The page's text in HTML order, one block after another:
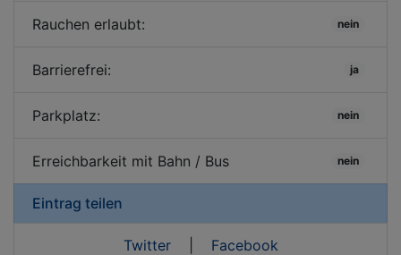
Rauchen erlaubt: nein
Barrierefrei: ja
Parkplatz: nein
Erreichbarkeit mit Bahn / Bus nein
Eintrag teilen
Twitter| Facebook